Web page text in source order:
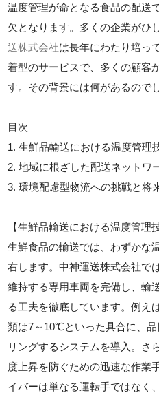
温度管理が命となる食品の配送
欠となります。多くの企業がひ
送株式会社は長年にわたり培っ
着型のサービスで、多くの顧客
す。その背景には何があるので
目次
1. 生鮮品輸送における温度管理
2. 地域に根ざした配送ネットワ
3. 環境配慮型物流への挑戦と将
【生鮮品輸送における温度管理
生鮮食品の輸送では、わずかな
右します。中神運送株式会社で
維持する専用車両を完備し、輸
る工夫を徹底しています。例
類は7～10℃といった具合に、
リングするシステムを導入。さ
度上昇を防ぐための迅速な作業
イバーは単なる運転手ではなく